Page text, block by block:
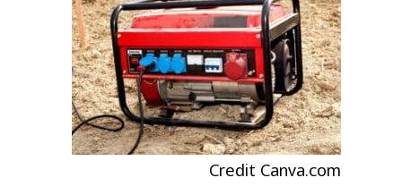
Credit Canva.com